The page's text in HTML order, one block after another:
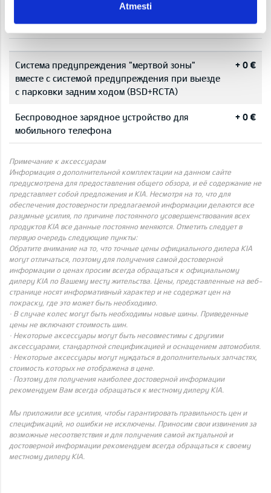
Atmesti
Система предупреждения "мертвой зоны"
вместе с системой предупреждения при выезде
с парковки задним ходом (BSD+RCTA)
+ 0 €
Беспроводное зарядное устройство для
мобильного телефона
+ 0 €
Примечание к аксессуарам
Информация о дополнительной комплектации на данном сайте
предусмотрена для предоставления общего обзора, и её содержание не
представляет собой предложения и KIA. Несмотря на то, что для
обеспечения достоверности предлагаемой информации делаются все
разумные усилия, по причине постоянного усовершенствования всех
продуктов KIA все данные постоянно меняются. Отметить следует в
первую очередь следующие пункты:
Обратите внимание на то, что точные цены официального дилера KIA
могут отличаться, поэтому для получения самой достоверной
информации о ценах просим всегда обращаться к официальному
дилеру KIA по Вашему месту жительства. Цены, представленные на веб-
странице носят информативный характер и не содержат цен на
покраску, где это может быть необходимо.
· В случае колес могут быть необходимы новые шины. Приведенные
цены не включают стоимость шин.
· Некоторые аксессуары могут быть несовместимы с другими
аксессуарами, стандартной спецификацией и оснащением автомобиля.
· Некоторые аксессуары могут нуждаться в дополнительных запчастях,
стоимость которых не отображена в цене.
· Поэтому для получения наиболее достоверной информации
рекомендуем Вам всегда обращаться к местному дилеру KIA.
Мы приложили все усилия, чтобы гарантировать правильность цен и
спецификаций, но ошибки не исключены. Приносим свои извинения за
возможные несоответствия и для получения самой актуальной и
достоверной информации рекомендуем всегда обращаться к своему
местному дилеру KIA.